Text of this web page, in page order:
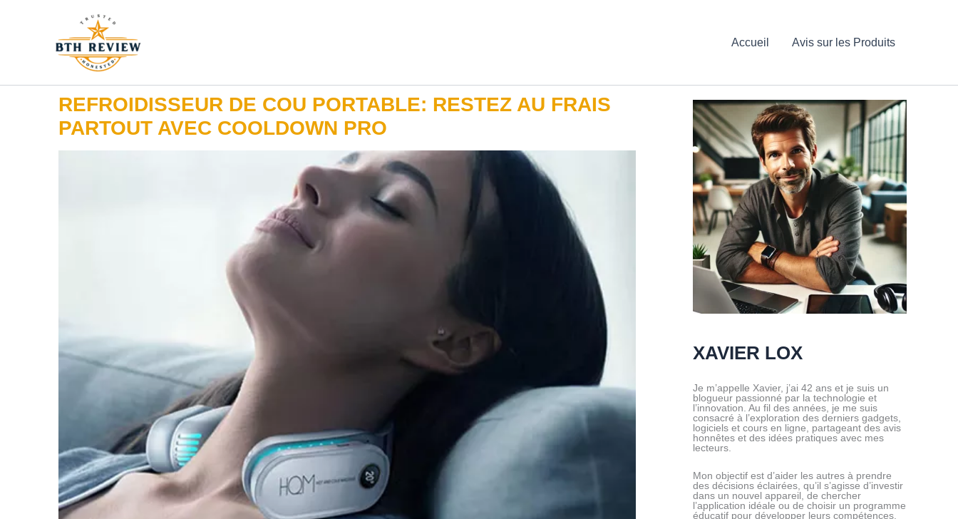
Accueil Avis sur les Produits
REFROIDISSEUR DE COU PORTABLE: RESTEZ AU FRAIS
PARTOUT AVEC COOLDOWN PRO
XAVIER LOX
Je m’appelle Xavier, j’ai 42 ans et je suis un
blogueur passionné par la technologie et
l’innovation. Au fil des années, je me suis
consacré à l’exploration des derniers gadgets,
logiciels et cours en ligne, partageant des avis
honnêtes et des idées pratiques avec mes
lecteurs.
Mon objectif est d’aider les autres à prendre
des décisions éclairées, qu’il s’agisse d’investir
dans un nouvel appareil, de chercher
l’application idéale ou de choisir un programme
éducatif pour développer leurs compétences.